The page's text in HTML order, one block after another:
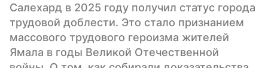
Салехард в 2025 году получил статус города
трудовой доблести. Это стало признанием
массового трудового героизма жителей
Ямала в годы Великой Отечественной